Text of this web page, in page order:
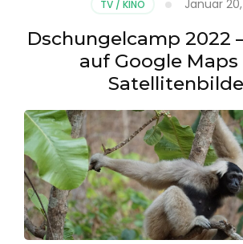
TV / KINO Januar
Dschungelcamp 2022
auf Google Maps